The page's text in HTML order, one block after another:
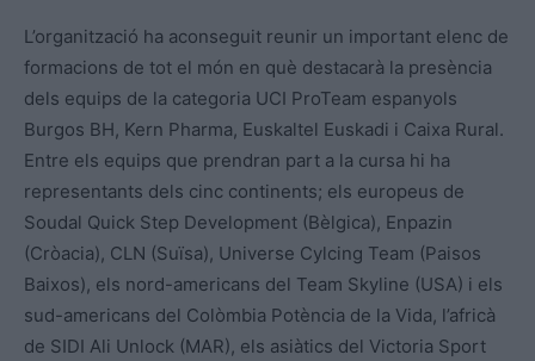
L’organització ha aconseguit reunir un important elenc de
formacions de tot el món en què destacarà la presència
dels equips de la categoria UCI ProTeam espanyols
Burgos BH, Kern Pharma, Euskaltel Euskadi i Caixa Rural.
Entre els equips que prendran part a la cursa hi ha
representants dels cinc continents; els europeus de
Soudal Quick Step Development (Bèlgica), Enpazin
(Cròacia), CLN (Suïsa), Universe Cylcing Team (Paisos
Baixos), els nord-americans del Team Skyline (USA) i els
sud-americans del Colòmbia Potència de la Vida, l’africà
de SIDI Ali Unlock (MAR), els asiàtics del Victoria Sport